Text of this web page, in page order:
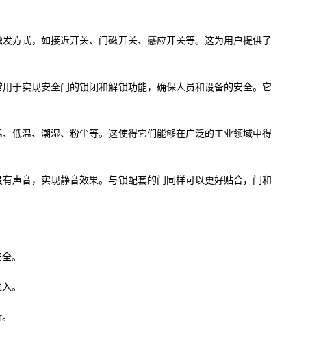
方式，如接近开关、门磁开关、感应开关等。这为用户提供了
于实现安全门的锁闭和解锁功能，确保人员和设备的安全。它
低温、潮湿、粉尘等。这使得它们能够在广泛的工业领域中得
声音，实现静音效果。与锁配套的门同样可以更好贴合，门和
。
。